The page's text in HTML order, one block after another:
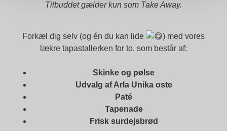
Tilbuddet gælder kun som Take Away.
Forkæl dig selv (og én du kan lide
) med vores
lækre tapastallerken for to, som består af:
Skinke og pølse
Udvalg af Arla Unika oste
Paté
Tapenade
Frisk surdejsbrød